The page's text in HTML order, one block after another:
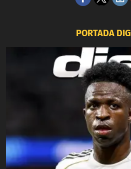
PORTADA